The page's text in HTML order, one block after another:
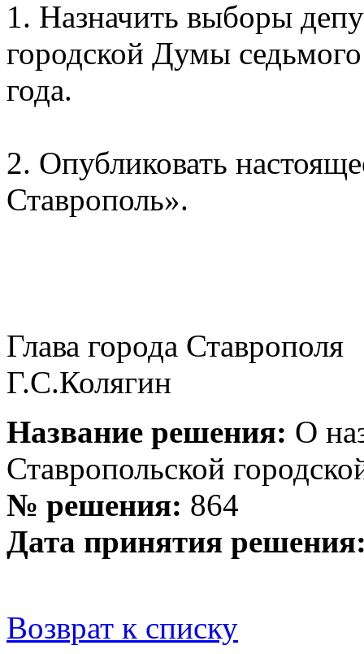
1. Назначить выборы
городской Думы
года.
2. Опубликовать
Ставрополь».
Глава
Г.С.Колягин
Название решения: О
Ставропольской
№ решения: 864
Дата принятия
Возврат к списку